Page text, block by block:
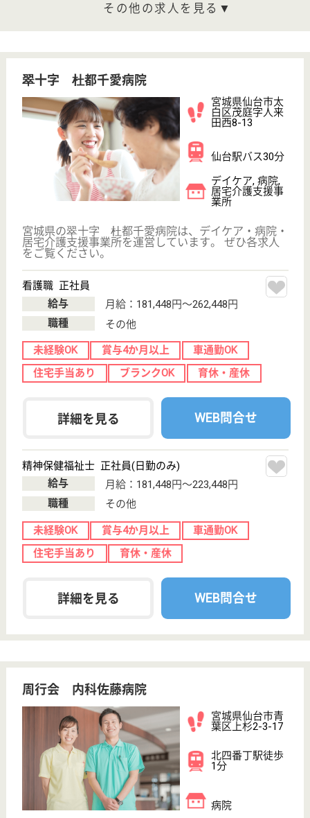
サイトマップ 利用規約
プライバシーポリシー
採用ご担当者様へ お知らせ
看護師の求人・転職なら
『クリックジョブ看護』
介護職求人支援サービス『クリックジョブ介護』運営会社:
ライフワンズ株式会社 ( 厚生労働大臣許可 )13- ユ -303765
Copyright©LifeOnes Ltd. All Rights Reserved